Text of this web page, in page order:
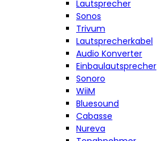
Lautsprecher
Sonos
Trivum
Lautsprecherkabel
Audio Konverter
Einbaulautsprecher
Sonoro
WiiM
Bluesound
Cabasse
Nureva